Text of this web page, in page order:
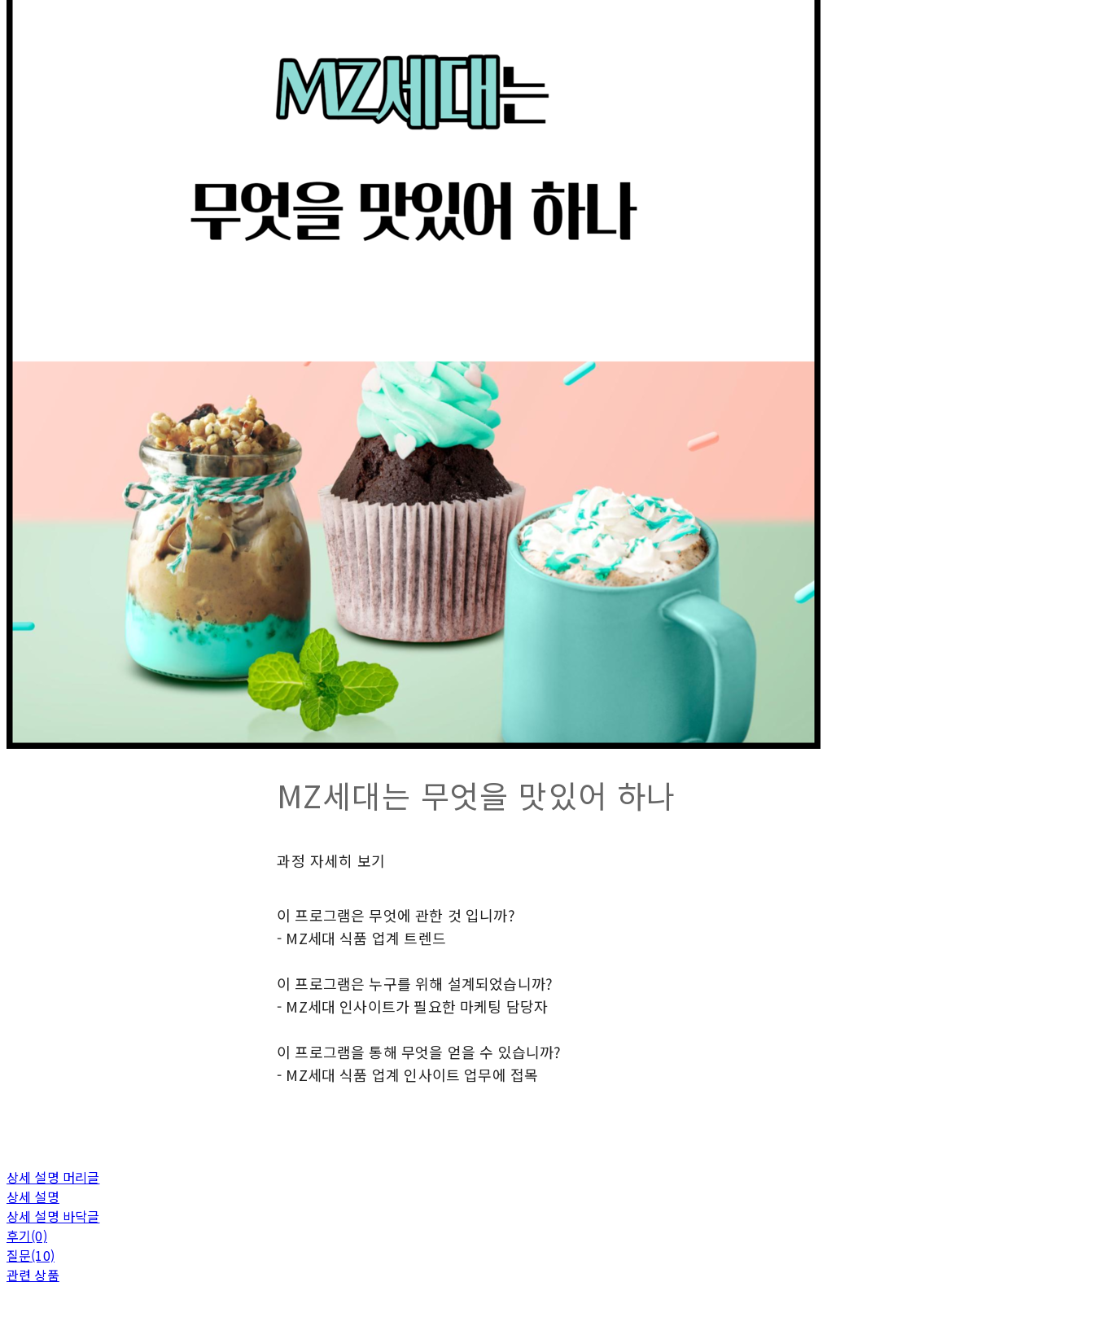
MZ세대는 무엇을 맛있어 하나
과정 자세히 보기
이 프로그램은 무엇에 관한 것 입니까?
- MZ세대 식품 업계 트렌드
이 프로그램은 누구를 위해 설계되었습니까?
- MZ세대 인사이트가 필요한 마케팅 담당자
이 프로그램을 통해 무엇을 얻을 수 있습니까?
- MZ세대 식품 업계 인사이트 업무에 접목
상세 설명 머리글
상세 설명
상세 설명 바닥글
후기(0)
질문(10)
관련 상품